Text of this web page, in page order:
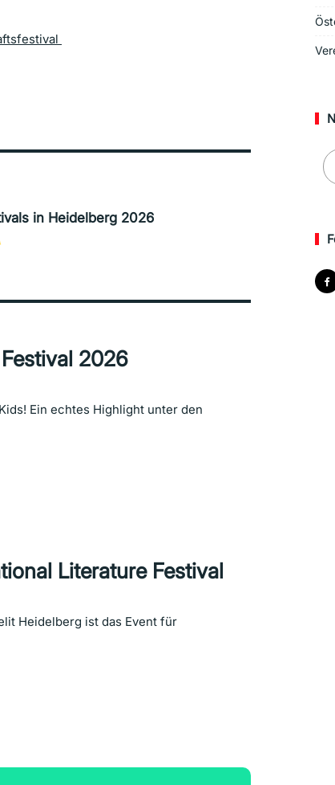
in Heidelberg 2026
2026
Ein echtes Highlight unter den
Literature Festival
Heidelberg ist das Event für